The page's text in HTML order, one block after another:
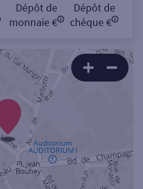
Dépôt de
monnaie €
Dépôt de
chèque €